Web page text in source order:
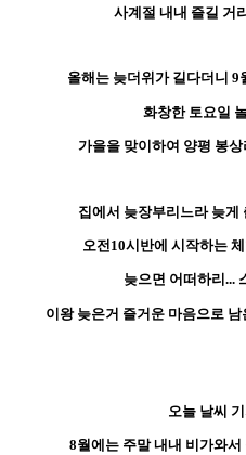
사계절 내내 즐길 거
올해는 늦더위가 길다더니
화창한 토요일
가을을 맞이하여 양평 봉
집에서 늦장부리느라 늦게
오전10시반에 시작하는
늦으면 어떠하리...
이왕 늦은거 즐거운 마음으로
오늘 날씨
8월에는 주말 내내 비가와